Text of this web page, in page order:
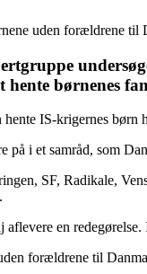
uden forældrene
hente børnenes
IS-krigernes
på i et samråd, som
SF, Radikale,
aflevere en
forældrene til